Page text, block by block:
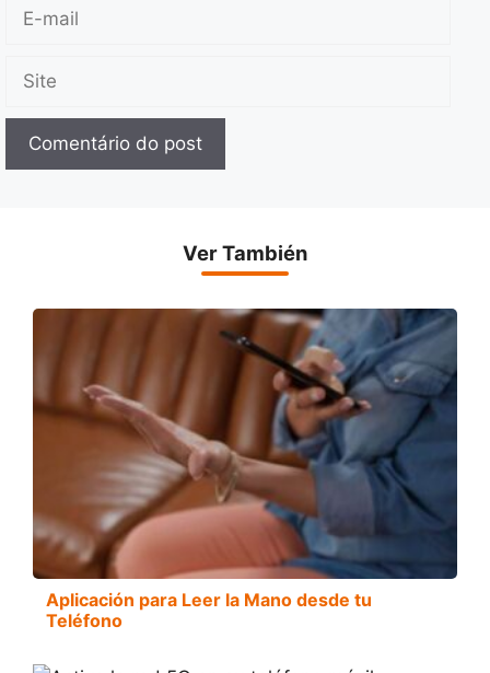
Site
Ver También
Aplicación para Leer la Mano desde tu
Teléfono